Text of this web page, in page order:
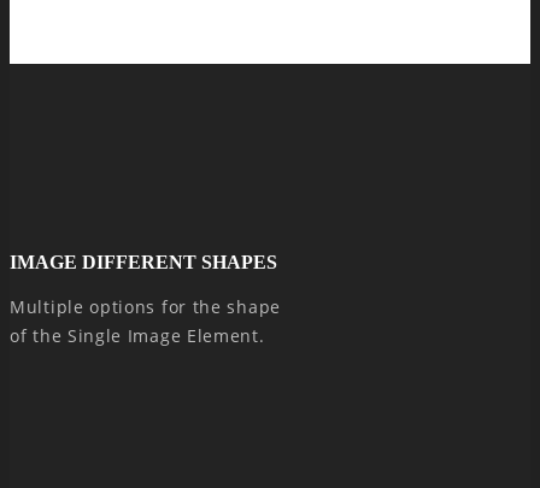
IMAGE DIFFERENT SHAPES
Multiple options for the shape
of the Single Image Element.